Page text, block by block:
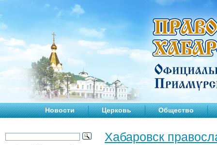
Новости Церковь Общество
Хабаровск